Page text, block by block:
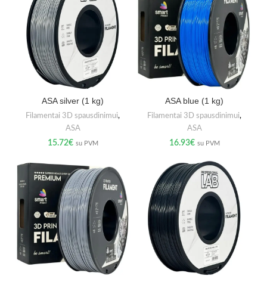
ASA silver (1 kg)
Filamentai 3D spausdinimui,
ASA
15.72€ su PVM
ASA blue (1 kg)
Filamentai 3D spausdinimui,
ASA
16.93€ su PVM